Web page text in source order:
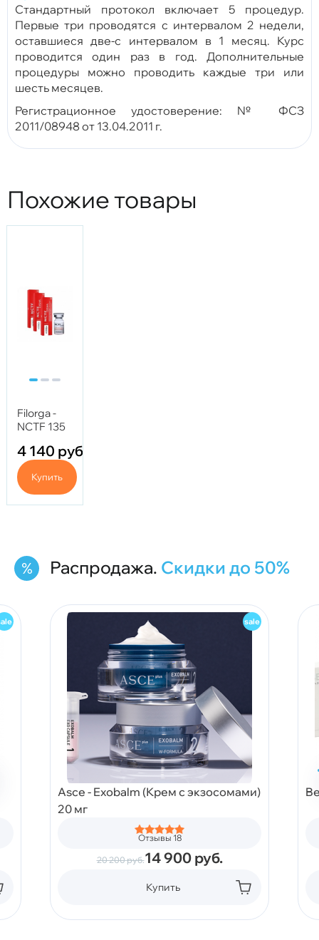
Стандартный протокол включает 5 процедур.
Первые три проводятся с интервалом 2 недели,
оставшиеся две-с интервалом в 1 месяц. Курс
проводится один раз в год. Дополнительные
процедуры можно проводить каждые три или
шесть месяцев.
Регистрационное удостоверение: № ФСЗ
2011/08948 от 13.04.2011 г.
Похожие товары
Filorga -
NCTF 135
4 140 руб.
Купить
Распродажа. Скидки до 50%
Asce - Exobalm (Крем с экзосомами)
20 мг
Отзывы 18
20 200руб.14 900 руб.
Купить